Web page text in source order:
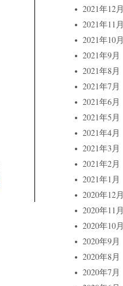
2021年12月
2021年11月
2021年10月
2021年9月
2021年8月
2021年7月
2021年6月
2021年5月
2021年4月
2021年3月
2021年2月
2021年1月
2020年12月
2020年11月
2020年10月
2020年9月
2020年8月
2020年7月